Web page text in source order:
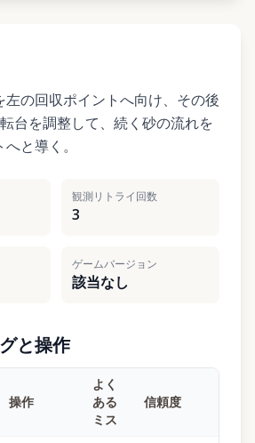
左の回収ポイントへ向け、その後
台を調整して、続く砂の流れを
と導く。
観測リトライ回数
3
ゲームバージョン
該当なし
と操作
操作
よく
ある
ミス
信頼度